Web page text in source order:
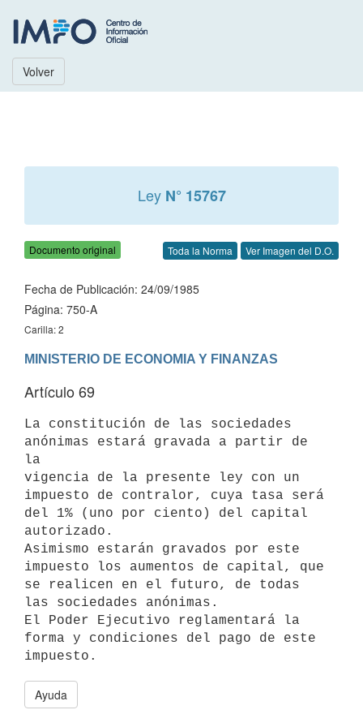
Volver
Ley N° 15767
Documento original Toda la Norma Ver Imagen del D.O.
Fecha de Publicación: 24/09/1985
Página: 750-A
Carilla: 2
MINISTERIO DE ECONOMIA Y FINANZAS
Artículo 69
La constitución de las sociedades
anónimas estará gravada a partir de
la
vigencia de la presente ley con un
impuesto de contralor, cuya tasa será
del 1% (uno por ciento) del capital
autorizado.
Asimismo estarán gravados por este
impuesto los aumentos de capital, que
se realicen en el futuro, de todas
las sociedades anónimas.
El Poder Ejecutivo reglamentará la
forma y condiciones del pago de este
Ayuda